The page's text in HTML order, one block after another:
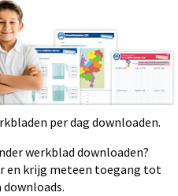
per dag downloaden.
werkblad downloaden?
en krijg meteen toegang tot